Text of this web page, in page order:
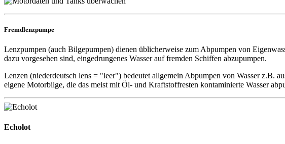
Fremdlenzpumpe
Lenzpumpen (auch Bilgepumpen) dienen üblicherweise zum Abpumpen von
dazu vorgesehen sind, eingedrungenes Wasser auf fremden Schiffen abzupumpen.
Lenzen (niederdeutsch lens = "leer") bedeutet allgemein Abpumpen von Wasser z.B.
eigene Motorbilge, die das meist mit Öl- und Kraftstoffresten kontaminierte Wasser
Echolot